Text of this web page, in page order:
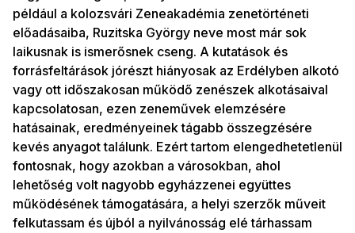
például a kolozsvári Zeneakadémia zenetörténeti
előadásaiba, Ruzitska György neve most már sok
laikusnak is ismerősnek cseng. A kutatások és
forrásfeltárások jórészt hiányosak az Erdélyben alkotó
vagy ott időszakosan működő zenészek alkotásaival
kapcsolatosan, ezen zeneművek elemzésére
hatásainak, eredményeinek tágabb összegzésére
kevés anyagot találunk. Ezért tartom elengedhetetlenül
fontosnak, hogy azokban a városokban, ahol
lehetőség volt nagyobb egyházzenei együttes
működésének támogatására, a helyi szerzők műveit
felkutassam és újból a nyilvánosság elé tárhassam